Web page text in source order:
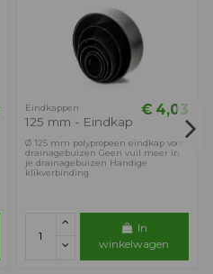
Eindkappen
125 mm - Eindkap
€ 4,03
Ø 125 mm polypropeen eindkap voor
drainagebuizen Geen vuil meer in
je drainagebuizen Handige
klikverbinding
In
winkelwagen